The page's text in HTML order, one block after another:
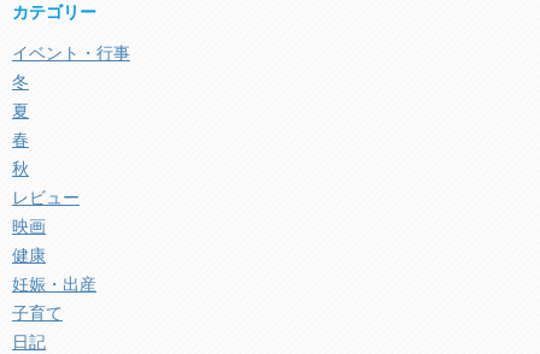
カテゴリー
イベント・行事
冬
夏
春
秋
レビュー
映画
健康
妊娠・出産
子育て
日記